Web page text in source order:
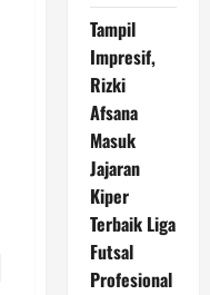
Tampil
Impresif,
Rizki
Afsana
Masuk
Jajaran
Kiper
Terbaik Liga
Futsal
Profesional